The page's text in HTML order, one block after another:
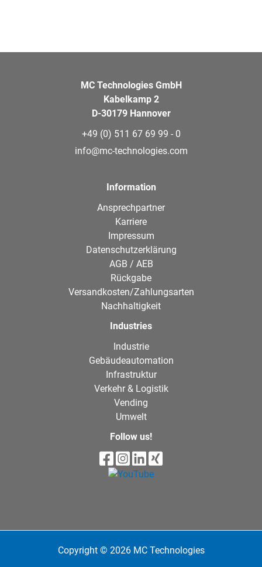
MC Technologies GmbH
Kabelkamp 2
D-30179 Hannover
+49 (0) 511 67 69 99 - 0
info@mc-technologies.com
Information
Ansprechpartner
Karriere
Impressum
Datenschutzerklärung
AGB / AEB
Rückgabe
Versandkosten/Zahlungsarten
Nachhaltigkeit
Industries
Industrie
Gebäudeautomation
Infrastruktur
Verkehr & Logistik
Vending
Umwelt
Follow us!
Copyright © 2026 MC Technologies